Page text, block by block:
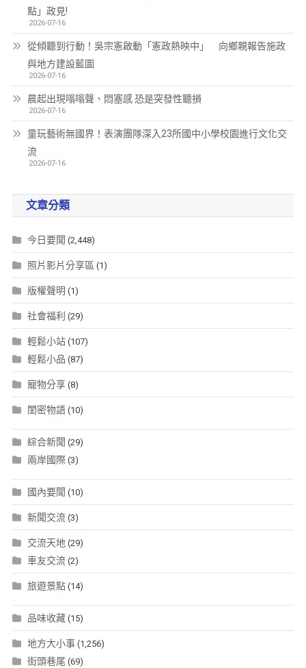
點」政見!
2026-07-16
從傾聽到行動！吳宗憲啟動「憲政熱映中」 向鄉親報告施政
與地方建設藍圖
2026-07-16
晨起出現嗡嗡聲、悶塞感 恐是突發性聽損
2026-07-16
童玩藝術無國界！表演團隊深入23所國中小學校園進行文化交
流
2026-07-16
文章分類
今日要聞 (2,448)
照片影片分享區 (1)
版權聲明 (1)
社會福利 (29)
輕鬆小站(107)
輕鬆小品 (87)
寵物分享(8)
閨密物語(10)
綜合新聞 (29)
兩岸國際(3)
國內要聞 (10)
新聞交流(3)
交流天地(29)
車友交流(2)
旅遊景點(14)
品味收藏(15)
地方大小事(1,256)
街頭巷尾 (69)